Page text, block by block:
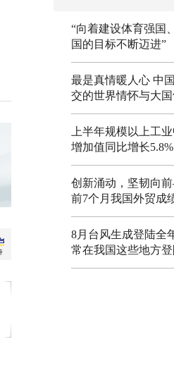
“向着建设体育强国
国的目标不断迈进”
最是真情暖人心 中
交的世界情怀与大
上半年规模以上工
增加值同比增长5.8%
创新涌动，坚韧向
前7个月我国外贸成
8月台风生成登陆全
常在我国这些地方